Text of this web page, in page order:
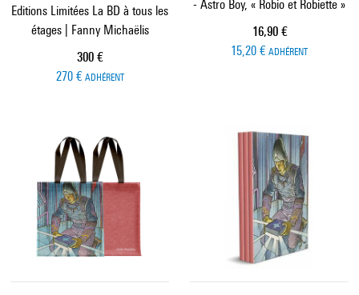
Editions Limitées La BD à tous les
étages | Fanny Michaëlis
Prix ​​actuel
300 €
270 € ADHÉRENT
- Astro Boy, « Robio et Robiette »
Prix ​​actuel
16,90 €
15,20 € ADHÉRENT